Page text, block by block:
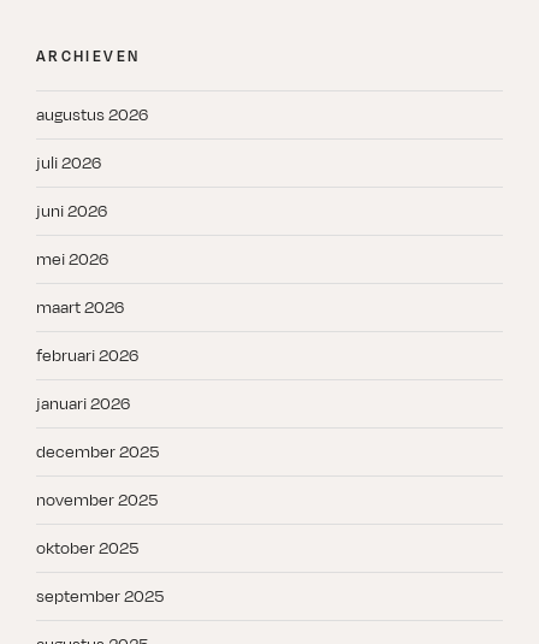
ARCHIEVEN
augustus 2026
juli 2026
juni 2026
mei 2026
maart 2026
februari 2026
januari 2026
december 2025
november 2025
oktober 2025
september 2025